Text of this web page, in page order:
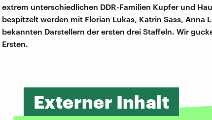
extrem unterschiedlichen DDR-Familien Kupfer und
bespitzelt werden mit Florian Lukas, Katrin Sass, Anna
bekannten Darstellern der ersten drei Staffeln. Wir
Ersten.
Externer Inhalt